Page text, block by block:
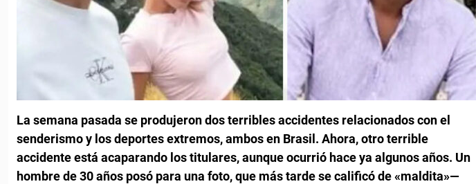
La semana pasada se produjeron dos terribles accidentes relacionados con el
senderismo y los deportes extremos, ambos en Brasil. Ahora, otro terrible
accidente está acaparando los titulares, aunque ocurrió hace ya algunos años. Un
hombre de 30 años posó para una foto, que más tarde se calificó de «maldita»—